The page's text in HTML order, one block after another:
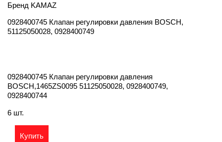
Бренд KAMAZ
0928400745 Клапан регулировки давления BOSCH,
51125050028, 0928400749
0928400745 Клапан регулировки давления
BOSCH,1465ZS0095 51125050028, 0928400749,
0928400744
6 шт.
Купить